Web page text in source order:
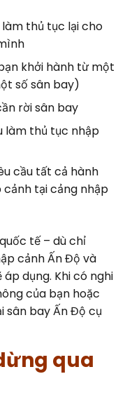
làm thủ tục lại cho
khởi hành từ một
số sân bay)
rời sân bay
làm thủ tục nhập
cầu tất cả hành
tại cảng nhập
tế – dù chỉ
cảnh Ấn Độ và
dụng. Khi có nghi
của bạn hoặc
sân bay Ấn Độ cụ
qua